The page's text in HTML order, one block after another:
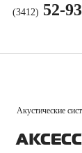
(3412) 52-
Акустические